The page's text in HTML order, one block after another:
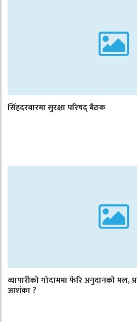
सिंहदरबारमा सुरक्षा परिषद् बैठक
व्यापारीको गोदाममा फेरि अनुदानको मल,
आशंका ?